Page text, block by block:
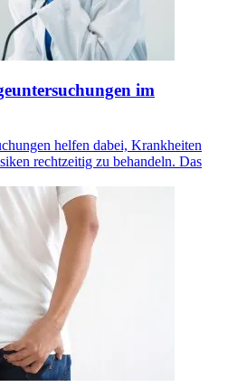
im
helfen dabei, Krankheiten
rechtzeitig zu behandeln. Das